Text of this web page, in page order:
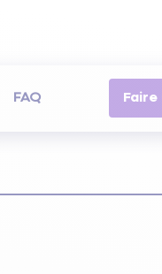
FAQ Faire